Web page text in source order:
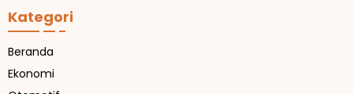
Kategori
Beranda
Ekonomi